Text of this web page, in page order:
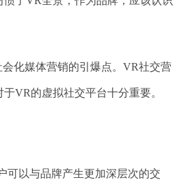
化媒体营销的引爆点。VR社交营
VR的虚拟社交平台十分重要。
可以与品牌产生更加深层次的交